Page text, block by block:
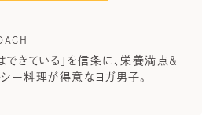
できている」を信条に、栄養満点＆
ー料理が得意なヨガ男子。